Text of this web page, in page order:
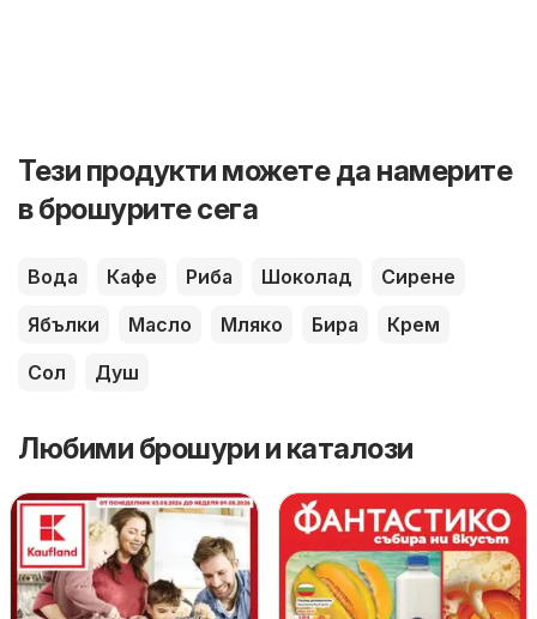
Тези продукти можете да намерите
в брошурите сега
Вода Кафе Риба Шоколад
Сирене
Ябълки
Масло Мляко Бира
Крем
Сол
Душ
Любими брошури и каталози